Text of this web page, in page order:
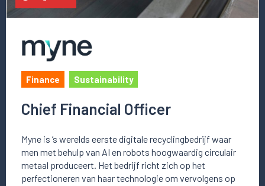
Finance Sustainability
Chief Financial Officer
Myne is ’s werelds eerste digitale recyclingbedrijf waar
men met behulp van AI en robots hoogwaardig circulair
metaal produceert. Het bedrijf richt zich op het
perfectioneren van haar technologie om vervolgens op